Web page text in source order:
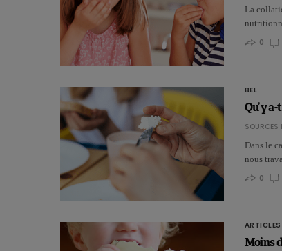
La
0
BEL
Qu’y
SOURCES
Dans le
nous
0
ARTICLES
Moins